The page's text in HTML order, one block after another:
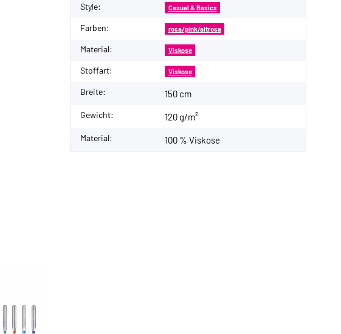
Style: Casual & Basics
Farben: rosa/pink/altrosa
Material: Viskose
Stoffart: Viskose
Breite: 150 cm
Gewicht: 120 g/m²
Material: 100 % Viskose